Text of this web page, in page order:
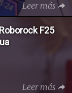
Leer más
F25
Leer más